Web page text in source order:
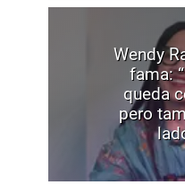
Wendy
fama:
queda
pero